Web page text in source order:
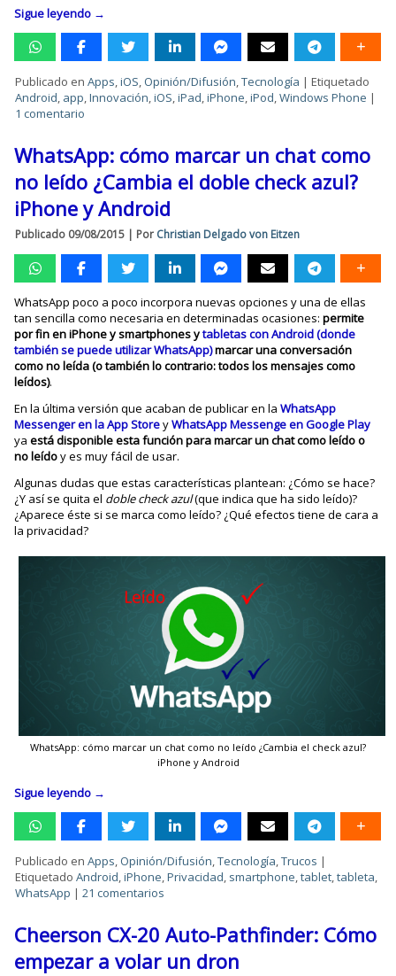
Sigue leyendo →
Publicado en Apps,iOS, Opinión/Difusión,Tecnología |Etiquetado
Android, app,Innovación,iOS,iPad,iPhone,iPod,Windows Phone |
1 comentario
WhatsApp: cómo marcar un chat como
no leído ¿Cambia el doble check azul?
iPhone y Android
Publicado 09/08/2015 | Por Christian Delgado von Eitzen
WhatsApp poco a poco incorpora nuevas opciones y una de ellas
tan sencilla como necesaria en determinadas ocasiones:permite
por fin en iPhone y smartphones ytabletas con Android (donde
también se puede utilizar WhatsApp)marcar una conversación
como no leída(o también lo contrario: todos los mensajes como
leídos).
En la última versión que acaban de publicar en laWhatsApp
Messenger en la App StoreyWhatsApp Messenge en Google Play
yaestá disponible esta función para marcar un chat como leído o
no leídoy es muy fácil de usar.
Algunas dudas que estas características plantean: ¿Cómo se hace?
¿Y así se quita el doble check azul(que indica que ha sido leído)?
¿Aparece éste si se marca como leído? ¿Qué efectos tiene de cara a
la privacidad?
WhatsApp: cómo marcar un chat como no leído ¿Cambia el check azul?
iPhone y Android
Sigue leyendo →
Publicado en Apps, Opinión/Difusión,Tecnología,Trucos |
Etiquetado Android,iPhone,Privacidad, smartphone,tablet,tableta,
WhatsApp |21 comentarios
Cheerson CX-20 Auto-Pathfinder: Cómo
empezar a volar un dron